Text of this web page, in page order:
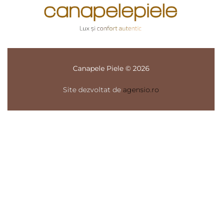
Canapele Piele © 2026
Site dezvoltat de agensio.ro